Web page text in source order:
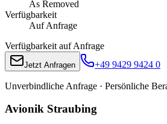
As Removed
Verfügbarkeit
Auf Anfrage
Verfügbarkeit auf Anfrage
Jetzt Anfragen +49 9429 9424 0
Unverbindliche Anfrage · Persönliche
Avionik Straubing